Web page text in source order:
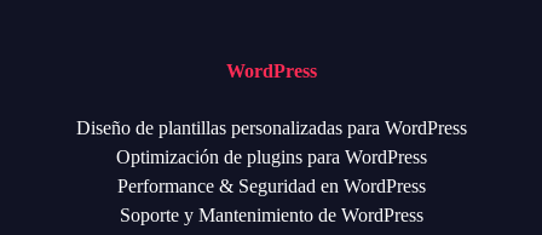
WordPress
Diseño de plantillas personalizadas para WordPress
Optimización de plugins para WordPress
Performance & Seguridad en WordPress
Soporte y Mantenimiento de WordPress